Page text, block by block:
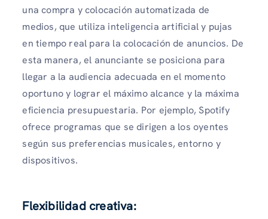
una compra y colocación automatizada de
medios, que utiliza inteligencia artificial y pujas
en tiempo real para la colocación de anuncios. De
esta manera, el anunciante se posiciona para
llegar a la audiencia adecuada en el momento
oportuno y lograr el máximo alcance y la máxima
eficiencia presupuestaria. Por ejemplo, Spotify
ofrece programas que se dirigen a los oyentes
según sus preferencias musicales, entorno y
dispositivos.
Flexibilidad creativa: